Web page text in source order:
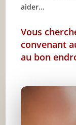
aider…
Vous
convenant
au bon